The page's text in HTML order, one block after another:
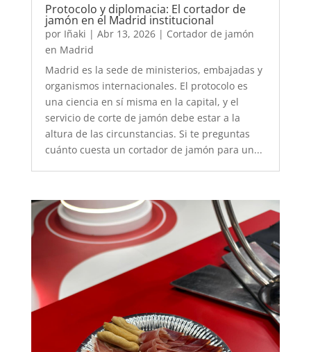
Protocolo y diplomacia: El cortador de
jamón en el Madrid institucional
por Iñaki | Abr 13, 2026| Cortador de jamón
en Madrid
Madrid es la sede de ministerios, embajadas y
organismos internacionales. El protocolo es
una ciencia en sí misma en la capital, y el
servicio de corte de jamón debe estar a la
altura de las circunstancias. Si te preguntas
cuánto cuesta un cortador de jamón para un...